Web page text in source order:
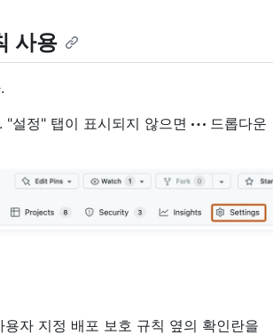
사용
"설정" 탭이 표시되지 않으면
드롭다운
자 지정 배포 보호 규칙 옆의 확인란을